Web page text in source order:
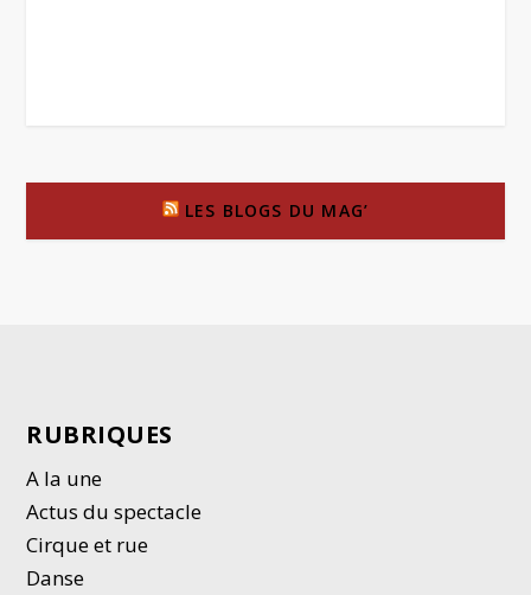
LES BLOGS DU MAG’
RUBRIQUES
A la une
Actus du spectacle
Cirque et rue
Danse